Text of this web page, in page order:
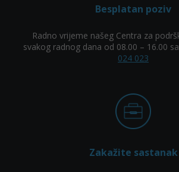
Besplatan poziv
Radno vrijeme našeg Centra za
svakog radnog dana od 08.00 – 16.00
024 023
Zakažite sastanak